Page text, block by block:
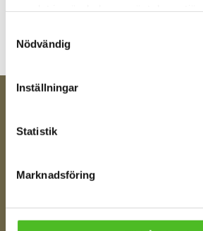
Nödvändig
Inställningar
Statistik
Marknadsföring
Din e-post